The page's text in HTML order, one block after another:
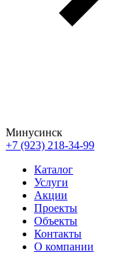
Минусинск
+7 (923) 218-34-99
Каталог
Услуги
Акции
Проекты
Объекты
Контакты
О компании